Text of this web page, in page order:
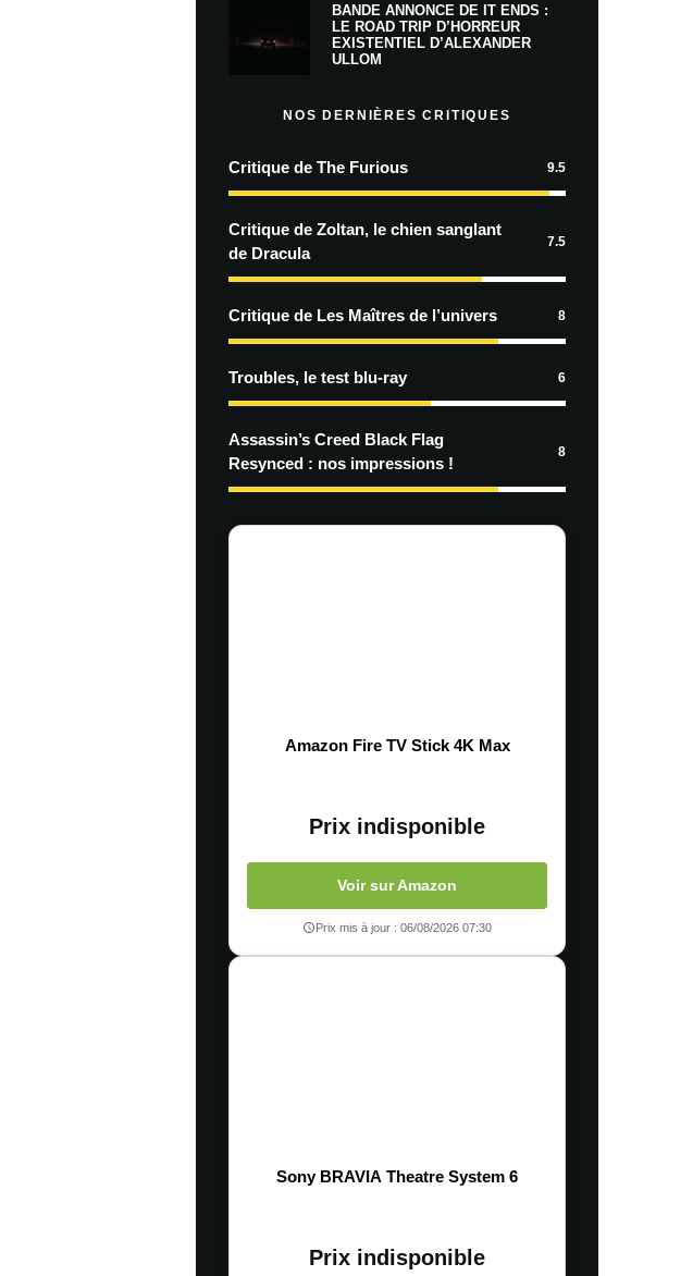
BANDE ANNONCE DE IT ENDS :
LE ROAD TRIP D’HORREUR
EXISTENTIEL D’ALEXANDER
ULLOM
NOS DERNIÈRES CRITIQUES
Critique de The Furious 9.5
Critique de Zoltan, le chien sanglant
de Dracula
7.5
Critique de Les Maîtres de l’univers 8
Troubles, le test blu-ray 6
Assassin’s Creed Black Flag
Resynced : nos impressions !
8
Amazon Fire TV Stick 4K Max
Prix indisponible
Voir sur Amazon
Prix mis à jour : 06/08/2026 07:30
Sony BRAVIA Theatre System 6
Prix indisponible